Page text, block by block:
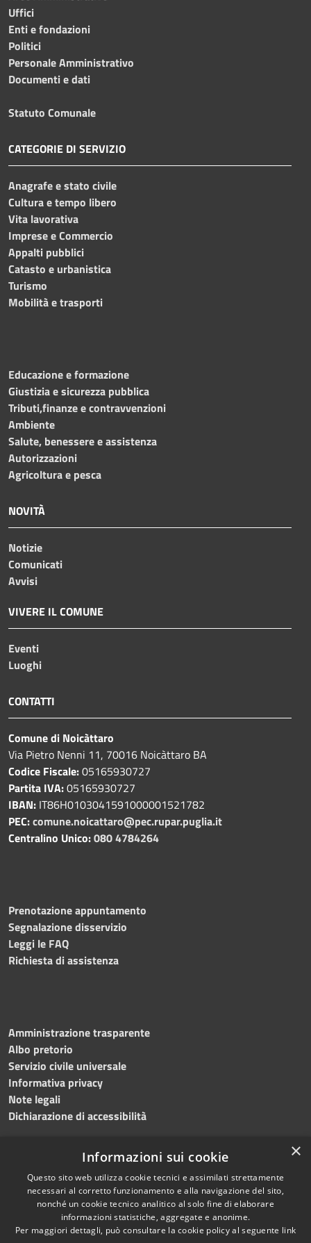
Uffici
Enti e fondazioni
Politici
Personale Amministrativo
Documenti e dati
Statuto Comunale
CATEGORIE DI SERVIZIO
Anagrafe e stato civile
Cultura e tempo libero
Vita lavorativa
Imprese e Commercio
Appalti pubblici
Catasto e urbanistica
Turismo
Mobilità e trasporti
Educazione e formazione
Giustizia e sicurezza pubblica
Tributi,finanze e contravvenzioni
Ambiente
Salute, benessere e assistenza
Autorizzazioni
Agricoltura e pesca
NOVITÀ
Notizie
Comunicati
Avvisi
VIVERE IL COMUNE
Eventi
Luoghi
CONTATTI
Comune di Noicàttaro
Via Pietro Nenni 11, 70016 Noicàttaro BA
Codice Fiscale:05165930727
Partita IVA:05165930727
IBAN: IT86H0103041591000001521782
PEC:comune.noicattaro@pec.rupar.puglia.it
Centralino Unico:080 4784264
Prenotazione appuntamento
Segnalazione disservizio
Leggi le FAQ
Richiesta di assistenza
Amministrazione trasparente
Albo pretorio
Servizio civile universale
Informativa privacy
Note legali
Dichiarazione di accessibilità
RSS
Accessibilità
Cookie
Copyright © 2023 •
Comune di Noicàttaro
Powered byMunicipium
Redazione•Portale
×
Informazioni sui cookie
Questo sito web utilizza cookie tecnici e assimilati strettamente
necessari al corretto funzionamento e alla navigazione del sito,
nonché un cookie tecnico analitico al solo fine di elaborare
informazioni statistiche, aggregate e anonime.
Per maggiori dettagli, può consultare la cookie policy al seguente link